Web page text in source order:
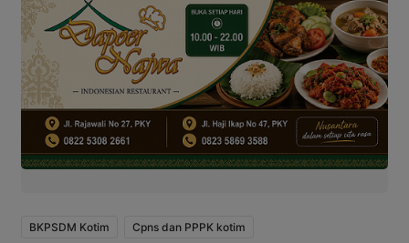
BKPSDM Kotim Cpns dan PPPK kotim